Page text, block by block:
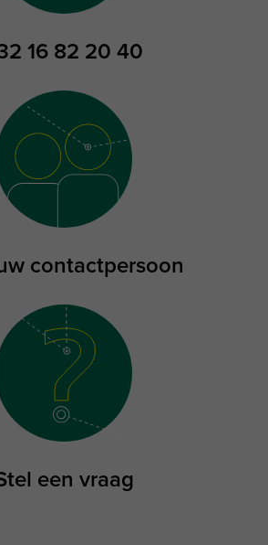
16 82 20 40
contactpersoon
een vraag